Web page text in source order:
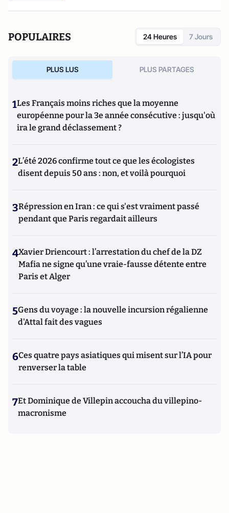
POPULAIRES 24 Heures 7 Jours
PLUS LUS PLUS PARTAGES
1Les Français moins riches que la moyenne
européenne pour la 3e année consécutive : jusqu'où
ira le grand déclassement ?
2L’été 2026 confirme tout ce que les écologistes
disent depuis 50 ans : non, et voilà pourquoi
3Répression en Iran : ce qui s'est vraiment passé
pendant que Paris regardait ailleurs
4Xavier Driencourt : l’arrestation du chef de la DZ
Mafia ne signe qu’une vraie-fausse détente entre
Paris et Alger
5Gens du voyage : la nouvelle incursion régalienne
d'Attal fait des vagues
6Ces quatre pays asiatiques qui misent sur l’IA pour
renverser la table
7Et Dominique de Villepin accoucha du villepino-
macronisme